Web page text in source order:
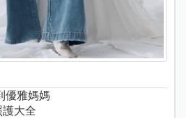
優雅媽媽
大全